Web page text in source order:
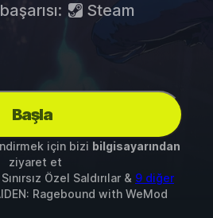
Steam
Başla
için bizi bilgisayarından
ziyaret et
Özel Saldırılar & 9 diğer
Ragebound with WeMod